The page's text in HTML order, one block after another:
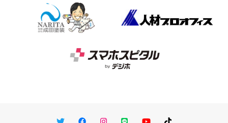
TwitterFacebookInstagram
LINE You TubeTikTok